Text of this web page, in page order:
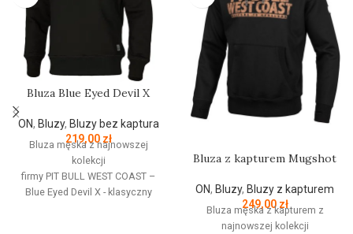
Bluza Blue Eyed Devil X
ON, Bluzy, Bluzy bez kaptura
219,00 zł
Bluza męska z najnowszej
kolekcji
firmy PIT BULL WEST COAST –
Blue Eyed Devil X - klasyczny
Bluza z kapturem Mugshot
ON, Bluzy, Bluzy z kapturem
249,00 zł
Bluza męska z kapturem z
najnowszej kolekcji